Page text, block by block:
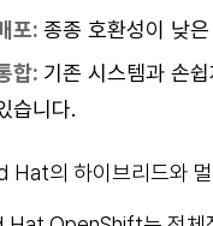
포: 종종 호환성이 낮
합: 기존 시스템과 손
습니다.
Hat의 하이브리드와 멀